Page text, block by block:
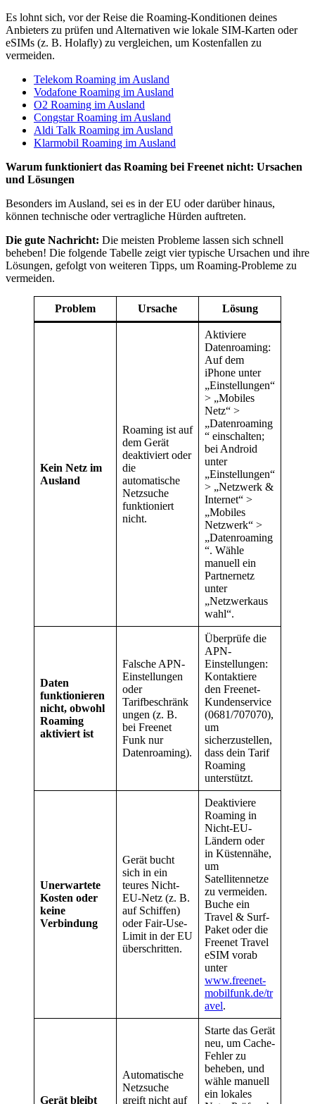
Es lohnt sich, vor der Reise die Roaming-Konditionen deines
Anbieters zu prüfen und Alternativen wie lokale SIM-Karten oder
eSIMs (z. B. Holafly) zu vergleichen, um Kostenfallen zu
vermeiden.
Telekom Roaming im Ausland
Vodafone Roaming im Ausland
O2 Roaming im Ausland
Congstar Roaming im Ausland
Aldi Talk Roaming im Ausland
Klarmobil Roaming im Ausland
Warum funktioniert das Roaming bei Freenet nicht: Ursachen
und Lösungen
Besonders im Ausland, sei es in der EU oder darüber hinaus,
können technische oder vertragliche Hürden auftreten.
Die gute Nachricht: Die meisten Probleme lassen sich schnell
beheben! Die folgende Tabelle zeigt vier typische Ursachen und ihre
Lösungen, gefolgt von weiteren Tipps, um Roaming-Probleme zu
vermeiden.
Problem Ursache Lösung
Kein Netz im
Ausland
Roaming ist auf
dem Gerät
deaktiviert oder
die
automatische
Netzsuche
funktioniert
nicht.
Aktiviere
Datenroaming:
Auf dem
iPhone unter
„Einstellungen“
> „Mobiles
Netz“ >
„Datenroaming
“ einschalten;
bei Android
unter
„Einstellungen“
> „Netzwerk &
Internet“ >
„Mobiles
Netzwerk“ >
„Datenroaming
“. Wähle
manuell ein
Partnernetz
unter
„Netzwerkaus
wahl“.
Daten
funktionieren
nicht, obwohl
Roaming
aktiviert ist
Falsche APN-
Einstellungen
oder
Tarifbeschränk
ungen (z. B.
bei Freenet
Funk nur
Datenroaming).
Überprüfe die
APN-
Einstellungen:
Kontaktiere
den Freenet-
Kundenservice
(0681/707070),
um
sicherzustellen,
dass dein Tarif
Roaming
unterstützt.
Unerwartete
Kosten oder
keine
Verbindung
Gerät bucht
sich in ein
teures Nicht-
EU-Netz (z. B.
auf Schiffen)
oder Fair-Use-
Limit in der EU
überschritten.
Deaktiviere
Roaming in
Nicht-EU-
Ländern oder
in Küstennähe,
um
Satellitennetze
zu vermeiden.
Buche ein
Travel & Surf-
Paket oder die
Freenet Travel
eSIM vorab
unter
www.freenet-
mobilfunk.de/tr
avel.
Gerät bleibt
Automatische
Netzsuche
greift nicht auf
Starte das Gerät
neu, um Cache-
Fehler zu
beheben, und
wähle manuell
ein lokales